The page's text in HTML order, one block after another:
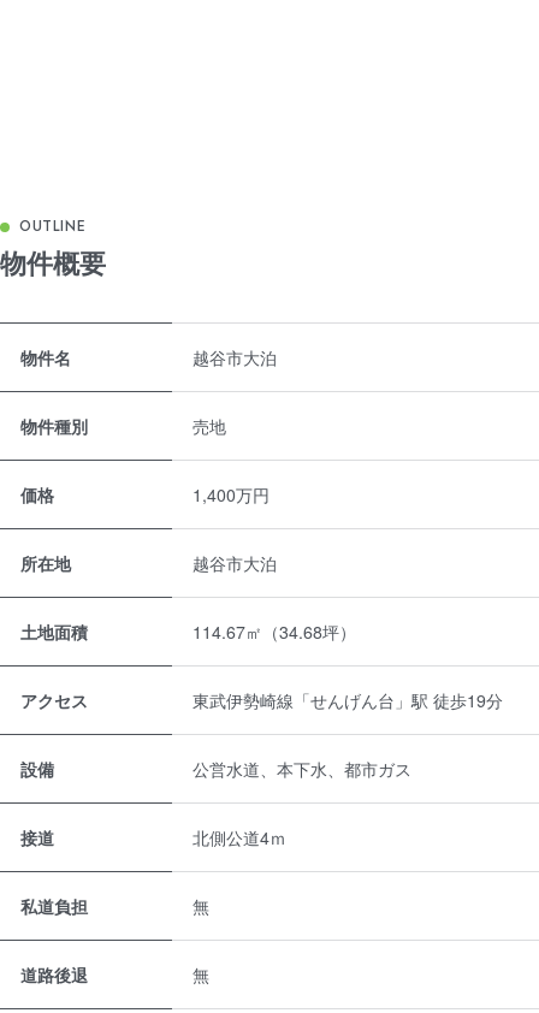
物件概要
物件名
越谷市大泊
物件種別 売地
価格 1,400万円
所在地 越谷市大泊
土地面積 114.67㎡（34.68坪）
アクセス 東武伊勢崎線「せんげん台」駅 徒歩19分
設備 公営水道、本下水、都市ガス
接道 北側公道4ｍ
私道負担 無
道路後退 無